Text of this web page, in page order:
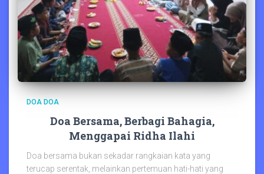
DOA DOA
Doa Bersama, Berbagi Bahagia,
Menggapai Ridha Ilahi
Doa bersama bukan sekadar rangkaian kata yang
terucap serentak, melainkan pertemuan hati-hati yang